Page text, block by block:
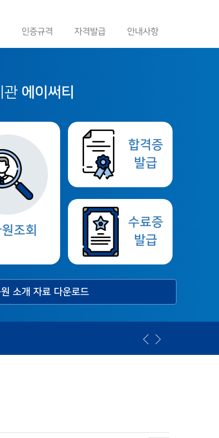
인증규격 자격발급 안내사항
관 에이써티
조회
합격증
발급
수료증
발급
소개 자료 다운로드
[2026년] ISO 연간 교